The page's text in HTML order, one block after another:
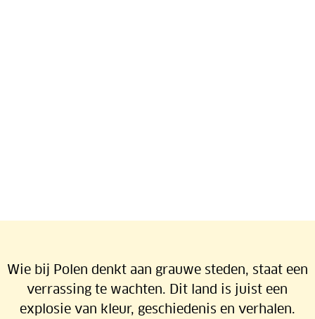
Langs kleurrijke steden Gdańsk,
Warschau, Krakau en Wrocław
Wie bij Polen denkt aan grauwe steden, staat een
verrassing te wachten. Dit land is juist een
explosie van kleur, geschiedenis en verhalen.